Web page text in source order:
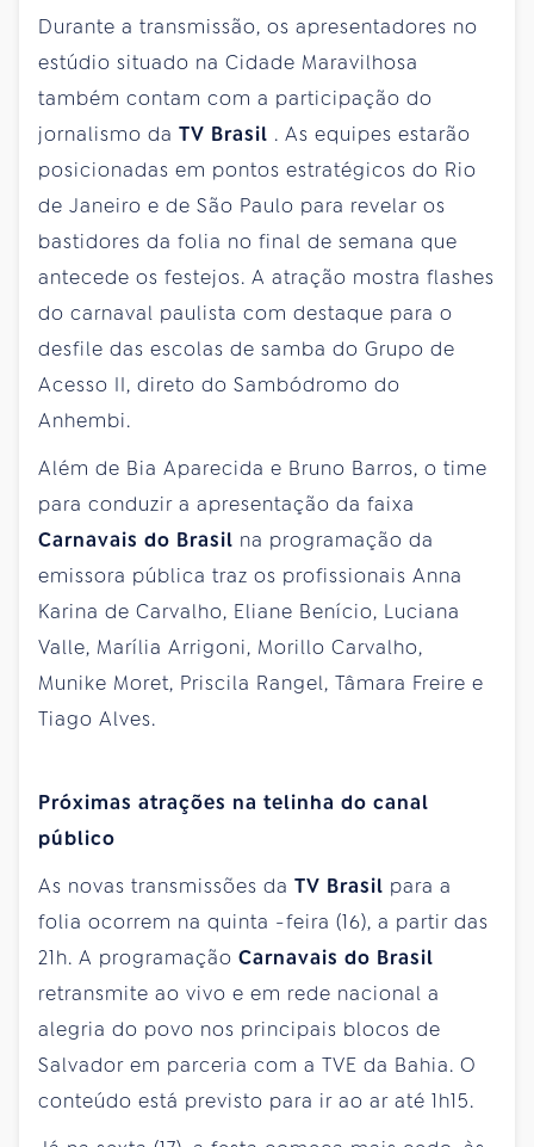
Durante a transmissão, os apresentadores no
estúdio situado na Cidade Maravilhosa
também contam com a participação do
jornalismo da TV Brasil . As equipes estarão
posicionadas em pontos estratégicos do Rio
de Janeiro e de São Paulo para revelar os
bastidores da folia no final de semana que
antecede os festejos. A atração mostra flashes
do carnaval paulista com destaque para o
desfile das escolas de samba do Grupo de
Acesso II, direto do Sambódromo do
Anhembi.
Além de Bia Aparecida e Bruno Barros, o time
para conduzir a apresentação da faixa
Carnavais do Brasil na programação da
emissora pública traz os profissionais Anna
Karina de Carvalho, Eliane Benício, Luciana
Valle, Marília Arrigoni, Morillo Carvalho,
Munike Moret, Priscila Rangel, Tâmara Freire e
Tiago Alves.
Próximas atrações na telinha do canal
público
As novas transmissões da TV Brasil para a
folia ocorrem na quinta -feira (16), a partir das
21h. A programação Carnavais do Brasil
retransmite ao vivo e em rede nacional a
alegria do povo nos principais blocos de
Salvador em parceria com a TVE da Bahia. O
conteúdo está previsto para ir ao ar até 1h15.